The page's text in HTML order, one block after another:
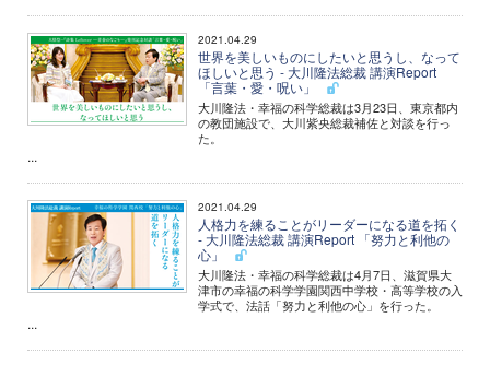
2021.04.29
世界を美しいものにしたいと思うし、なって
ほしいと思う - 大川隆法総裁 講演Report
「言葉・愛・呪い」
大川隆法・幸福の科学総裁は3月23日、東京都内
の教団施設で、大川紫央総裁補佐と対談を行っ
た。
...
2021.04.29
人格力を練ることがリーダーになる道を拓く
- 大川隆法総裁 講演Report 「努力と利他の
心」
大川隆法・幸福の科学総裁は4月7日、滋賀県大
津市の幸福の科学学園関西中学校・高等学校の入
学式で、法話「努力と利他の心」を行った。
...